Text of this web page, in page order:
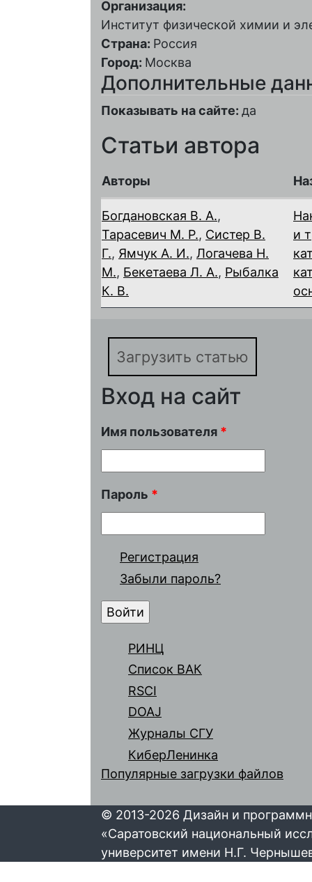
Организация:
Институт физической химии и
Страна: Россия
Город: Москва
Дополнительные
Показывать на сайте: да
Статьи автора
Авторы
Богдановская В. А.,
Тарасевич М. Р., Систер В.
Г., Ямчук А. И., Логачева Н.
М., Бекетаева Л. А., Рыбалка
К. В.
и
Загрузить статью
Вход на сайт
Имя пользователя *
Пароль *
Регистрация
Забыли пароль?
РИНЦ
Список ВАК
RSCI
DOAJ
Журналы СГУ
КиберЛенинка
Популярные загрузки файлов
© 2013-2026 Дизайн и
«Саратовский национальный
университет имени Н.Г.